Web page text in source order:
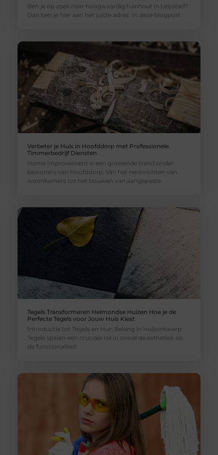
Ben je op zoek naar hoogwaardig tuinhout in Lelystad?
Dan ben je hier aan het juiste adres. In deze blogpost
Verbeter je Huis in Hoofddorp met Professionele
Timmerbedrijf Diensten
Home improvement is een groeiende trend onder
bewoners van Hoofddorp. Van het herinrichten van
woonkamers tot het bouwen van aangepaste
Tegels Transformeren Helmondse Huizen Hoe je de
Perfecte Tegels voor Jouw Huis Kiest
Introductie tot Tegels en Hun Belang in Huisontwerp
Tegels spelen een cruciale rol in zowel de esthetiek als
de functionaliteit